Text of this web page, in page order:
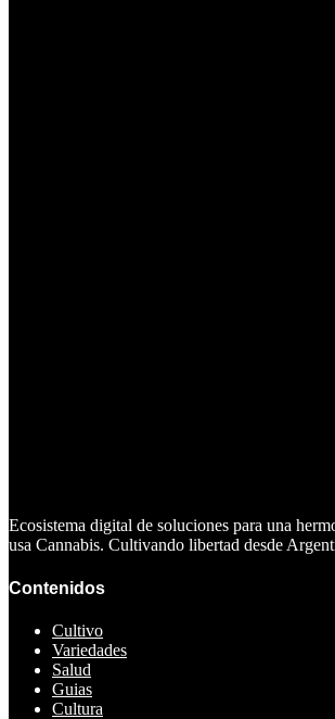
Ecosistema digital de soluciones para una
usa Cannabis. Cultivando libertad desde
Contenidos
Cultivo
Variedades
Salud
Guias
Cultura